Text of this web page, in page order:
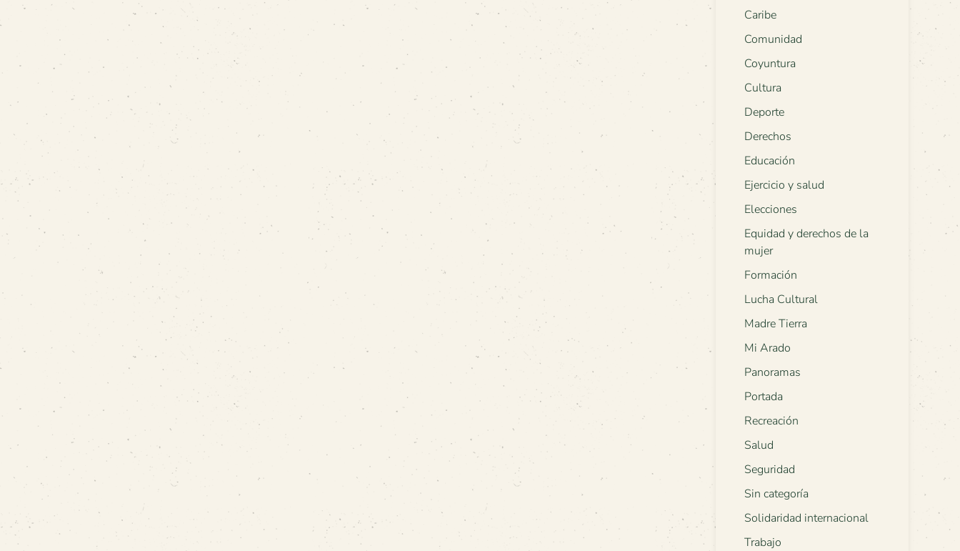
Caribe
Comunidad
Coyuntura
Cultura
Deporte
Derechos
Educación
Ejercicio y salud
Elecciones
Equidad y derechos de la
mujer
Formación
Lucha Cultural
Madre Tierra
Mi Arado
Panoramas
Portada
Recreación
Salud
Seguridad
Sin categoría
Solidaridad internacional
Trabajo